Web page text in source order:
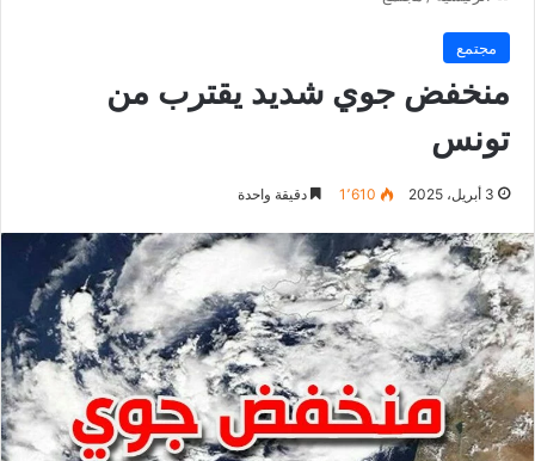
مجتمع
منخفض جوي شديد يقترب من
تونس
3 أبريل، 2025 1٬610 دقيقة واحدة